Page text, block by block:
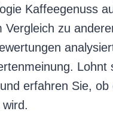
Kaffeegenuss
zu
Lohnt
erfahren Sie, ob